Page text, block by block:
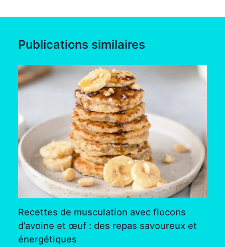
Publications similaires
Recettes de musculation avec flocons
d’avoine et œuf : des repas savoureux et
énergétiques